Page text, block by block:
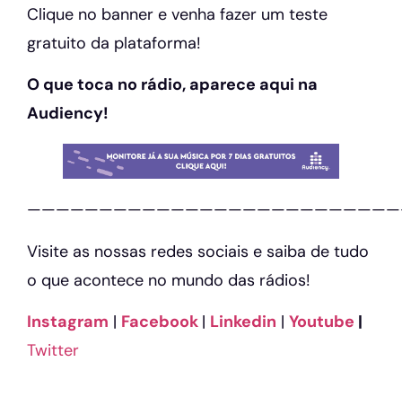
Clique no banner e venha fazer um teste
gratuito da plataforma!
O que toca no rádio, aparece aqui na
Audiency!
Visite as nossas redes sociais e saiba de tudo
o que acontece no mundo das rádios!
Instagram | Facebook | Linkedin | Youtube |
Twitter